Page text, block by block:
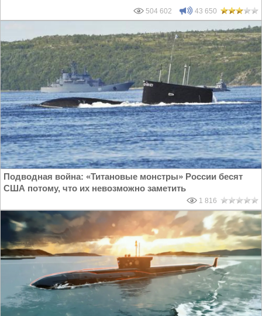
504 602 43 650
Подводная война: «Титановые монстры» России бесят
США потому, что их невозможно заметить
1 816